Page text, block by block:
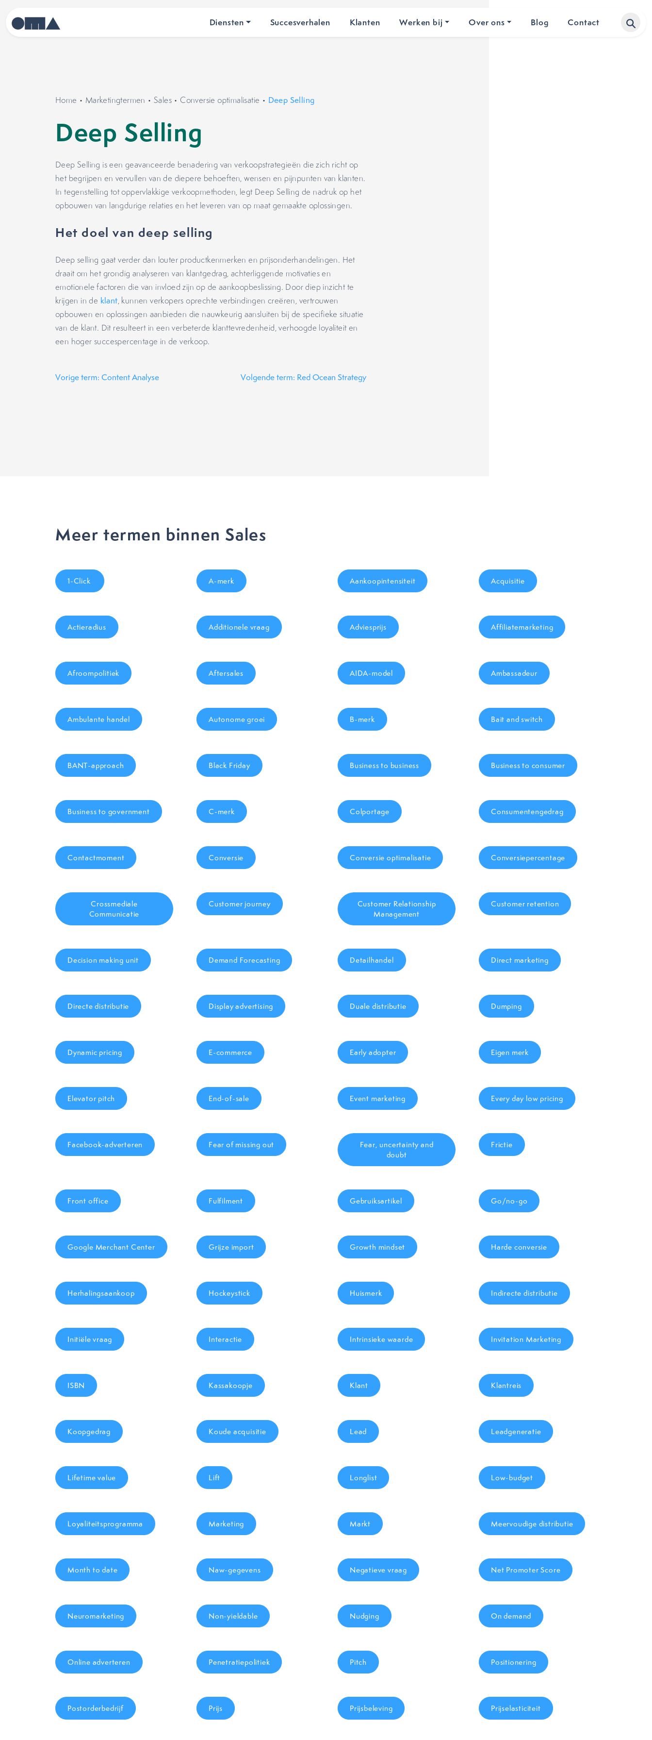
Diensten Succesverhalen Klanten Werken bij Over ons Blog Contact
Home • Marketingtermen •Sales • Conversie optimalisatie • Deep Selling
Deep Selling
Deep Selling is een geavanceerde benadering van verkoopstrategieën die zich richt op
het begrijpen en vervullen van de diepere behoeften, wensen en pijnpunten van klanten.
In tegenstelling tot oppervlakkige verkoopmethoden, legt Deep Selling de nadruk op het
opbouwen van langdurige relaties en het leveren van op maat gemaakte oplossingen.
Het doel van deep selling
Deep selling gaat verder dan louter productkenmerken en prijsonderhandelingen. Het
draait om het grondig analyseren van klantgedrag, achterliggende motivaties en
emotionele factoren die van invloed zijn op de aankoopbeslissing. Door diep inzicht te
krijgen in de klant, kunnen verkopers oprechte verbindingen creëren, vertrouwen
opbouwen en oplossingen aanbieden die nauwkeurig aansluiten bij de specifieke situatie
van de klant. Dit resulteert in een verbeterde klanttevredenheid, verhoogde loyaliteit en
een hoger succespercentage in de verkoop.
Vorige term: Content Analyse Volgende term: Red Ocean Strategy
Meer termen binnen Sales
1-Click A-merk Aankoopintensiteit Acquisitie
Actieradius Additionele vraag Adviesprijs Affiliatemarketing
Afroompolitiek Aftersales AIDA-model Ambassadeur
Ambulante handel Autonome groei B-merk Bait and switch
BANT-approach Black Friday Business to business Business to consumer
Business to government C-merk Colportage Consumentengedrag
Contactmoment Conversie Conversie optimalisatie Conversiepercentage
Crossmediale
Communicatie
Customer journey
Customer Relationship
Management
Customer retention
Decision making unit Demand Forecasting Detailhandel Direct marketing
Directe distributie Display advertising Duale distributie Dumping
Dynamic pricing E-commerce Early adopter Eigen merk
Elevator pitch End-of-sale Event marketing Every day low pricing
Facebook-adverteren Fear of missing out
Fear, uncertainty and
doubt
Frictie
Front office Fulfilment Gebruiksartikel Go/no-go
Google Merchant Center Grijze import Growth mindset Harde conversie
Herhalingsaankoop Hockeystick Huismerk Indirecte distributie
Initiële vraag Interactie Intrinsieke waarde Invitation Marketing
ISBN Kassakoopje Klant Klantreis
Koopgedrag Koude acquisitie Lead Leadgeneratie
Lifetime value Lift Longlist Low-budget
Loyaliteitsprogramma Marketing Markt Meervoudige distributie
Month to date Naw-gegevens Negatieve vraag Net Promoter Score
Neuromarketing Non-yieldable Nudging On demand
Online adverteren Penetratiepolitiek Pitch Positionering
Postorderbedrijf Prijs Prijsbeleving Prijselasticiteit